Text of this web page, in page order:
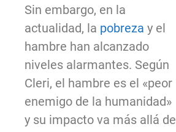
Sin embargo, en la
actualidad, la pobreza y el
hambre han alcanzado
niveles alarmantes. Según
Cleri, el hambre es el «peor
enemigo de la humanidad»
y su impacto va más allá de